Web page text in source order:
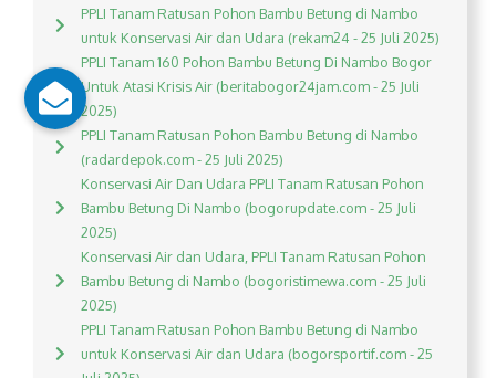
PPLI Tanam Ratusan Pohon Bambu Betung di Nambo
untuk Konservasi Air dan Udara (rekam24 - 25 Juli 2025)
PPLI Tanam 160 Pohon Bambu Betung Di Nambo Bogor
Untuk Atasi Krisis Air (beritabogor24jam.com - 25 Juli
2025)
PPLI Tanam Ratusan Pohon Bambu Betung di Nambo
(radardepok.com - 25 Juli 2025)
Konservasi Air Dan Udara PPLI Tanam Ratusan Pohon
Bambu Betung Di Nambo (bogorupdate.com - 25 Juli
2025)
Konservasi Air dan Udara, PPLI Tanam Ratusan Pohon
Bambu Betung di Nambo (bogoristimewa.com - 25 Juli
2025)
PPLI Tanam Ratusan Pohon Bambu Betung di Nambo
untuk Konservasi Air dan Udara (bogorsportif.com - 25